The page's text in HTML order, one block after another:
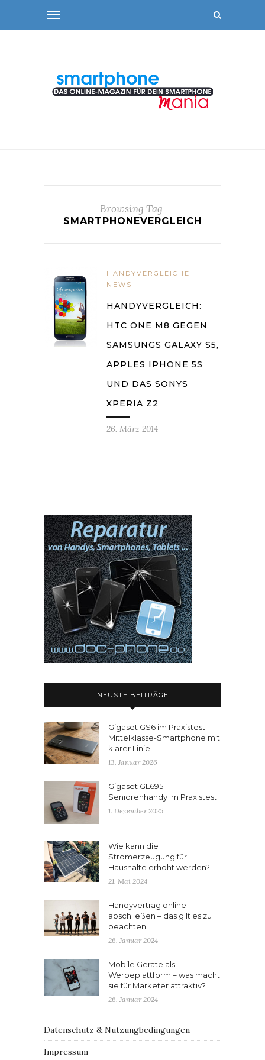
Browsing Tag
SMARTPHONEVERGLEICH
HANDYVERGLEICHE
NEWS
HANDYVERGLEICH:
HTC ONE M8 GEGEN
SAMSUNGS GALAXY S5,
APPLES IPHONE 5S
UND DAS SONYS
XPERIA Z2
26. März 2014
NEUSTE BEITRÄGE
Gigaset GS6 im Praxistest:
Mittelklasse-Smartphone mit
klarer Linie
13. Januar 2026
Gigaset GL695
Seniorenhandy im Praxistest
1. Dezember 2025
Wie kann die
Stromerzeugung für
Haushalte erhöht werden?
21. Mai 2024
Handyvertrag online
abschließen – das gilt es zu
beachten
26. Januar 2024
Mobile Geräte als
Werbeplattform – was macht
sie für Marketer attraktiv?
26. Januar 2024
Datenschutz & Nutzungbedingungen
Impressum